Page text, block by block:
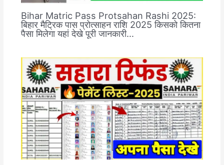
Bihar Matric Pass Protsahan Rashi 2025:
बिहार मैट्रिक पास प्रोत्साहन राशि 2025 किसको कितना
पैसा मिलेगा यहां देखे पूरी जानकारी…